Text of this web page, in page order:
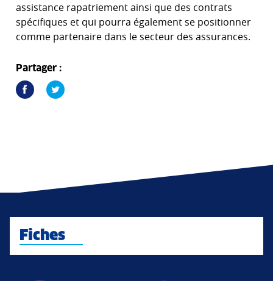
assistance rapatriement ainsi que des contrats
spécifiques et qui pourra également se positionner
comme partenaire dans le secteur des assurances.
Partager :
Fiches